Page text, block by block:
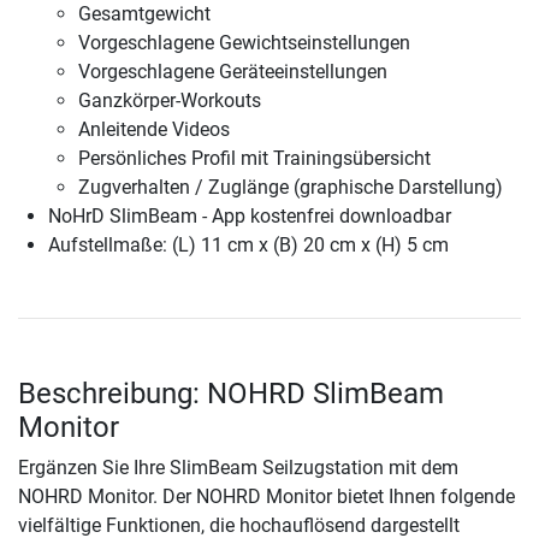
Gesamtgewicht
Vorgeschlagene Gewichtseinstellungen
Vorgeschlagene Geräteeinstellungen
Ganzkörper-Workouts
Anleitende Videos
Persönliches Profil mit Trainingsübersicht
Zugverhalten / Zuglänge (graphische Darstellung)
NoHrD SlimBeam - App kostenfrei downloadbar
Aufstellmaße: (L) 11 cm x (B) 20 cm x (H) 5 cm
Beschreibung: NOHRD SlimBeam
Monitor
Ergänzen Sie Ihre SlimBeam Seilzugstation mit dem
NOHRD Monitor. Der NOHRD Monitor bietet Ihnen folgende
vielfältige Funktionen, die hochauflösend dargestellt